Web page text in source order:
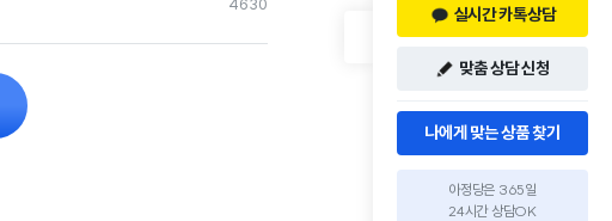
4630 실시간 카톡상담
맞춤 상담 신청
나에게 맞는 상품 찾기
아정당은 365일
24시간 상담OK